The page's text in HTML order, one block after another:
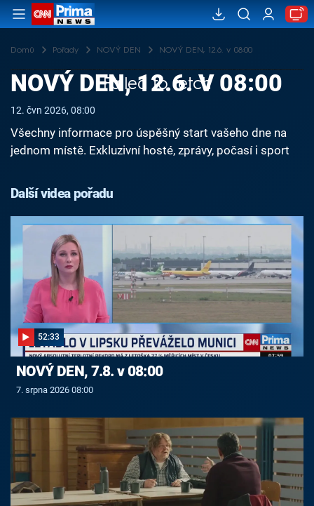
Domů Pořady NOVÝ DEN NOVÝ DEN, 12.6. v 08:00
Failed to fetch
NOVÝ DEN, 12.6. V 08:00
12. čvn 2026, 08:00
Všechny informace pro úspěšný start vašeho dne na
jednom místě. Exkluzivní hosté, zprávy, počasí i sport
Další videa pořadu
52:33
NOVÝ DEN, 7.8. v 08:00
7. srpna 2026 08:00